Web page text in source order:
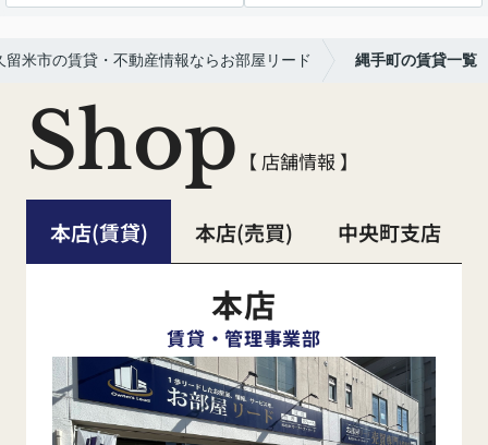
留米市の賃貸・不動産情報ならお部屋リード 縄手町の賃貸一覧
Shop 【 店舗情報 】
本店(賃貸) 本店(売買) 中央町支店
本店
賃貸・管理事業部